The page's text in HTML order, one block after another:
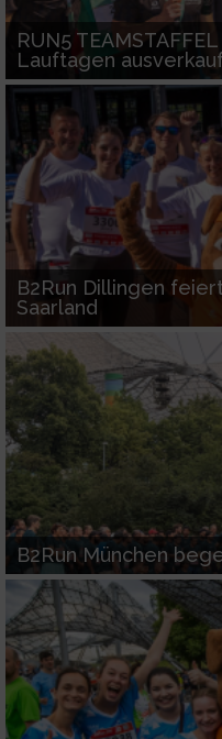
RUN5
Lauftagen
B2Run Dillingen
Saarland
B2Run München